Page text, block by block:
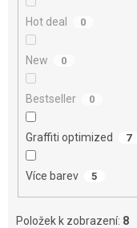
Hot deal 0
New 0
Bestseller 0
Graffiti optimized 7
Více barev 5
Položek k zobrazení: 8